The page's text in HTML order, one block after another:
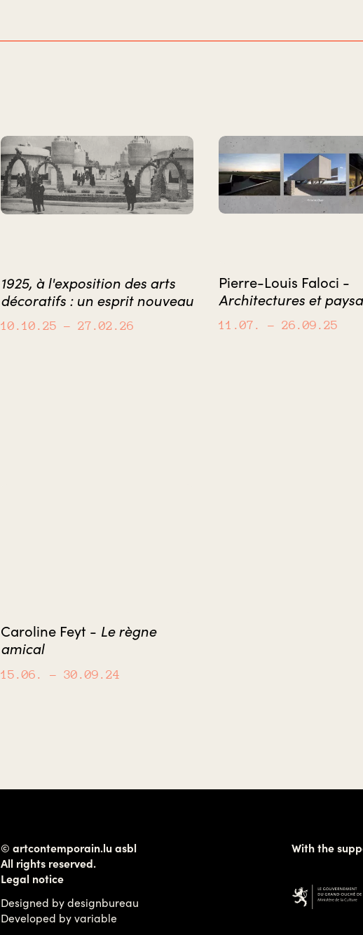
1925, à l'exposition des arts
décoratifs : un esprit nouveau
10.10.25 – 27.02.26
Pierre-Louis Faloci -
Architectures et
11.07. – 26.09.25
Caroline Feyt - Le règne
amical
15.06. – 30.09.24
© artcontemporain.lu asbl
All rights reserved.
Legal notice
Designed bydesignbureau
Developed byvariable
With the